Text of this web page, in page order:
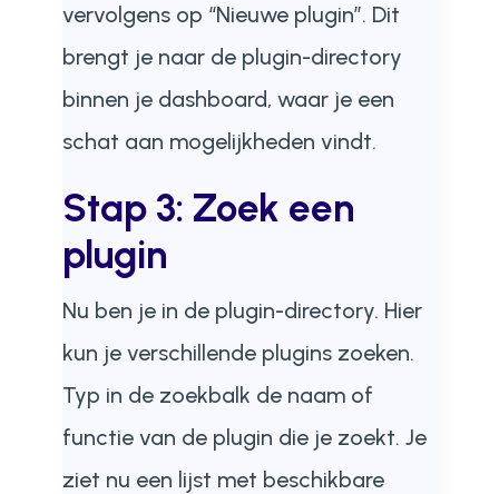
vervolgens op “Nieuwe plugin”. Dit
brengt je naar de plugin-directory
binnen je dashboard, waar je een
schat aan mogelijkheden vindt.
Stap 3: Zoek een
plugin
Nu ben je in de plugin-directory. Hier
kun je verschillende plugins zoeken.
Typ in de zoekbalk de naam of
functie van de plugin die je zoekt. Je
ziet nu een lijst met beschikbare